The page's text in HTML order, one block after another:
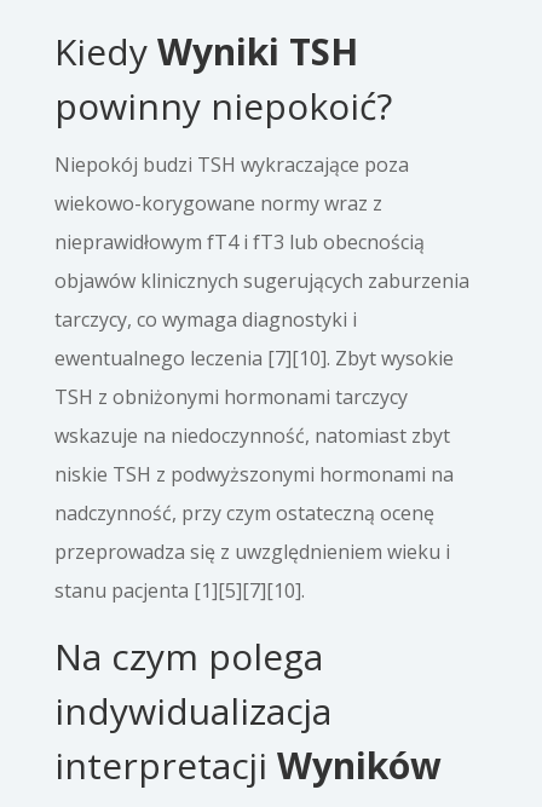
KiedyWyniki TSH
powinny niepokoić?
Niepokój budzi TSH wykraczające poza
wiekowo-korygowane normy wraz z
nieprawidłowym fT4 i fT3 lub obecnością
objawów klinicznych sugerujących zaburzenia
tarczycy, co wymaga diagnostyki i
ewentualnego leczenia [7][10]. Zbyt wysokie
TSH z obniżonymi hormonami tarczycy
wskazuje na niedoczynność, natomiast zbyt
niskie TSH z podwyższonymi hormonami na
nadczynność, przy czym ostateczną ocenę
przeprowadza się z uwzględnieniem wieku i
stanu pacjenta [1][5][7][10].
Na czym polega
indywidualizacja
interpretacji Wyników